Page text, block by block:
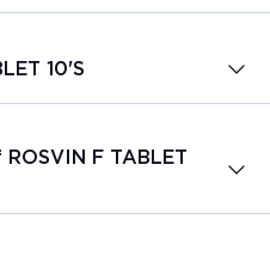
10'S
F TABLET